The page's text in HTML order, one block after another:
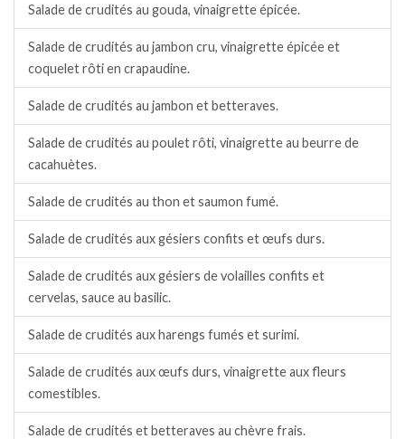
Salade de crudités au gouda, vinaigrette épicée.
Salade de crudités au jambon cru, vinaigrette épicée et
coquelet rôti en crapaudine.
Salade de crudités au jambon et betteraves.
Salade de crudités au poulet rôti, vinaigrette au beurre de
cacahuètes.
Salade de crudités au thon et saumon fumé.
Salade de crudités aux gésiers confits et œufs durs.
Salade de crudités aux gésiers de volailles confits et
cervelas, sauce au basilic.
Salade de crudités aux harengs fumés et surimi.
Salade de crudités aux œufs durs, vinaigrette aux fleurs
comestibles.
Salade de crudités et betteraves au chèvre frais.